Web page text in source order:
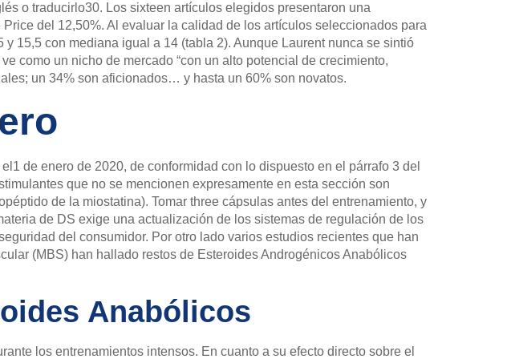
o traducirlo30. Los sixteen artículos elegidos presentaron una
del 12,50%. Al evaluar la calidad de los artículos seleccionados para
15,5 con mediana igual a 14 (tabla 2). Aunque Laurent nunca se sintió
como un nicho de mercado “con un alto potencial de crecimiento,
un 34% son aficionados… y hasta un 60% son novatos.
de enero de 2020, de conformidad con lo dispuesto en el párrafo 3 del
que no se mencionen expresamente en esta sección son
de la miostatina). Tomar three cápsulas antes del entrenamiento, y
de DS exige una actualización de los sistemas de regulación de los
del consumidor. Por otro lado varios estudios recientes que han
(MBS) han hallado restos de Esteroides Androgénicos Anabólicos
Anabólicos
los entrenamientos intensos. En cuanto a su efecto directo sobre el